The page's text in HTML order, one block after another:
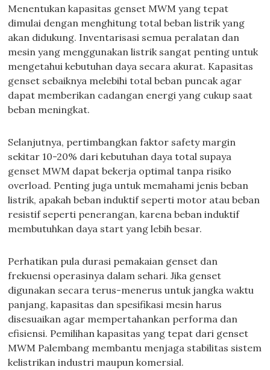
Menentukan kapasitas genset MWM yang tepat
dimulai dengan menghitung total beban listrik yang
akan didukung. Inventarisasi semua peralatan dan
mesin yang menggunakan listrik sangat penting untuk
mengetahui kebutuhan daya secara akurat. Kapasitas
genset sebaiknya melebihi total beban puncak agar
dapat memberikan cadangan energi yang cukup saat
beban meningkat.
Selanjutnya, pertimbangkan faktor safety margin
sekitar 10-20% dari kebutuhan daya total supaya
genset MWM dapat bekerja optimal tanpa risiko
overload. Penting juga untuk memahami jenis beban
listrik, apakah beban induktif seperti motor atau beban
resistif seperti penerangan, karena beban induktif
membutuhkan daya start yang lebih besar.
Perhatikan pula durasi pemakaian genset dan
frekuensi operasinya dalam sehari. Jika genset
digunakan secara terus-menerus untuk jangka waktu
panjang, kapasitas dan spesifikasi mesin harus
disesuaikan agar mempertahankan performa dan
efisiensi. Pemilihan kapasitas yang tepat dari genset
MWM Palembang membantu menjaga stabilitas sistem
kelistrikan industri maupun komersial.